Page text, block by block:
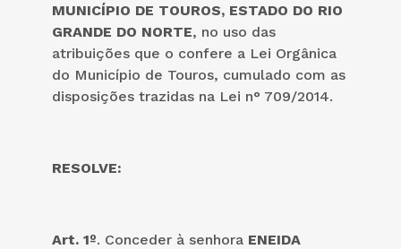
MUNICÍPIO DE TOUROS, ESTADO DO RIO
GRANDE DO NORTE, no uso das
atribuições que o confere a Lei Orgânica
do Município de Touros, cumulado com as
disposições trazidas na Lei n° 709/2014.
RESOLVE:
Art. 1º. Conceder à senhora ENEIDA